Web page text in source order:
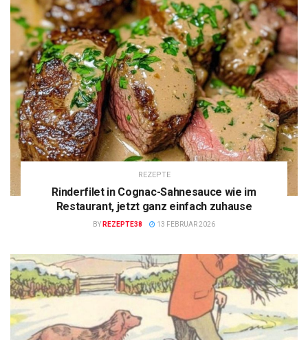
REZEPTE
Rinderfilet in Cognac-Sahnesauce wie im
Restaurant, jetzt ganz einfach zuhause
BY REZEPTE38 13 FEBRUAR 2026